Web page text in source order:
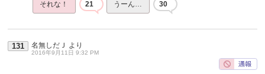
それな！ 21 うーん… 30
131 名無しだＪ より
2016年9月11日 9:32 PM